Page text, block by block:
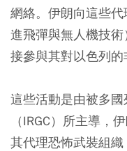
網絡。伊朗向這些
進飛彈與無人機技
接參與其對以色列的
這些活動是由被多
（IRGC）所主導，
其代理恐怖武裝組